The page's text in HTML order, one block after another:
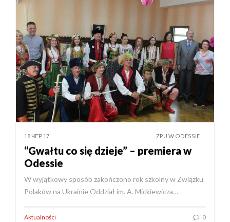
18 ЧЕР 17 ZPU W ODESSIE
“Gwałtu co się dzieje” – premiera w
Odessie
W wyjątkowy sposób zakończono rok szkolny w Związku
Polaków na Ukrainie Oddział im. A. Mickiewicza…
Aktualności 0